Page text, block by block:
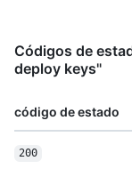
Códigos de
deploy keys"
código de estado
200